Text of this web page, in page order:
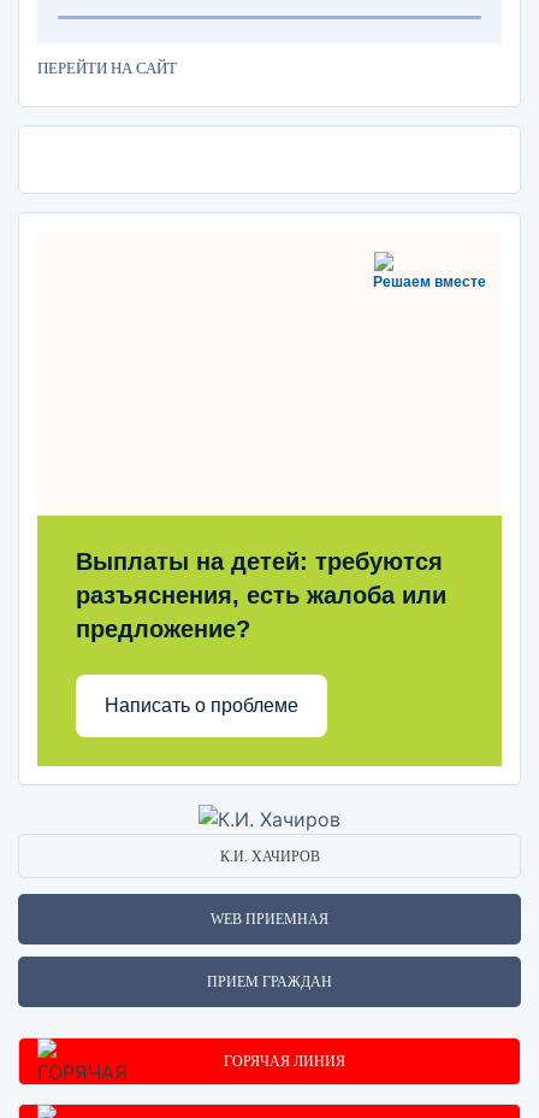
ПЕРЕЙТИ НА САЙТ
Решаем вместе
Выплаты на детей: требуются
разъяснения, есть жалоба или
предложение?
Написать о проблеме
К.И. ХАЧИРОВ
WEB ПРИЕМНАЯ
ПРИЕМ ГРАЖДАН
ГОРЯЧАЯ ЛИНИЯ